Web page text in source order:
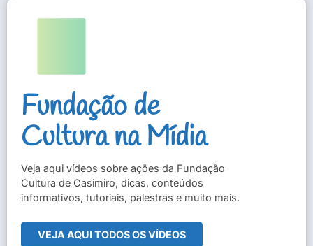
Fundação de
Cultura na Mídia
Veja aqui vídeos sobre ações da Fundação
Cultura de Casimiro, dicas, conteúdos
informativos, tutoriais, palestras e muito mais.
VEJA AQUI TODOS OS VÍDEOS